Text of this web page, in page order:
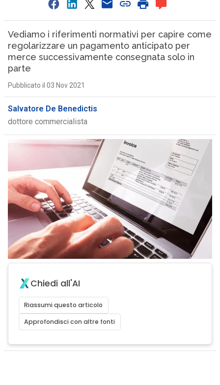
Vediamo i riferimenti normativi per capire come
regolarizzare un pagamento anticipato per
merce successivamente consegnata solo in
parte
Pubblicato il 03 Nov 2021
Salvatore De Benedictis
dottore commercialista
Chiedi all'AI
Riassumi questo articolo
Approfondisci con altre fonti